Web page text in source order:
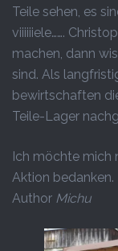
Teile sehen, es
viiiiiiele…….
machen, dann
sind. Als
bewirtschaften
Teile-Lager
Ich möchte mich
Aktion bedanken.
Author Michu